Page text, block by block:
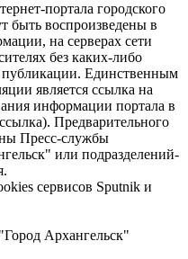
портала городского
быть воспроизведены в
на серверах сети
без каких-либо
Единственным
является ссылка на
информации портала в
Предварительного
Пресс-службы
или подразделений-
сервисов Sputnik и
Архангельск"